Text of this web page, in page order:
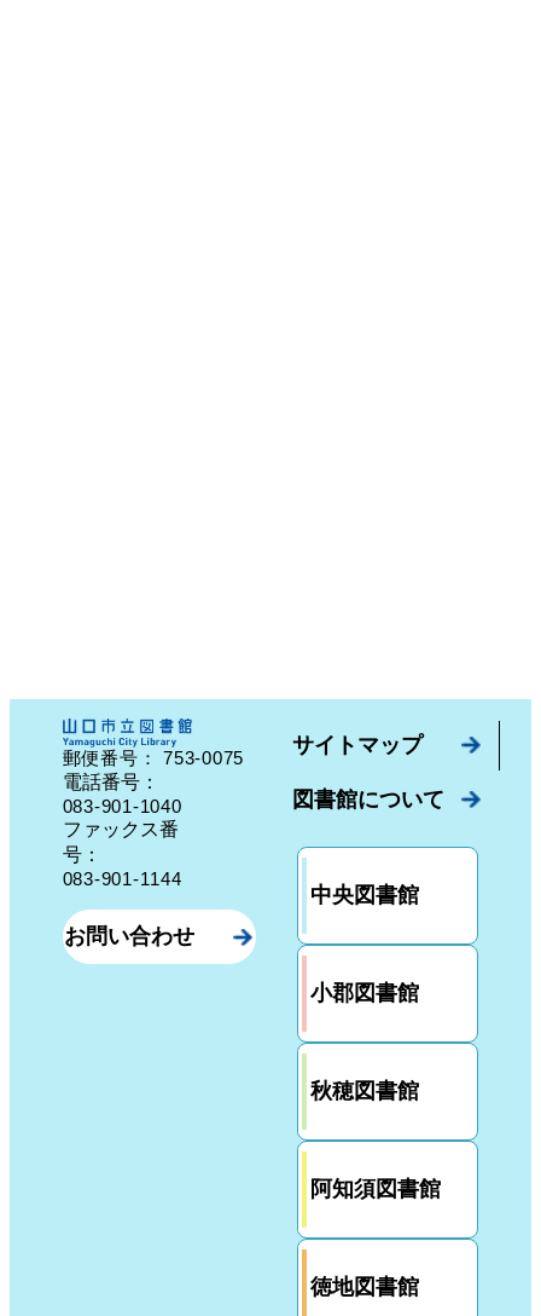
郵便番号：753-0075 山口県山口市中園町７番７号
電話番号：
083-901-1040
ファックス番
号：
083-901-1144
お問い合わせ
サイトマップ
図書館について
中央図書館
小郡図書館
秋穂図書館
阿知須図書館
徳地図書館